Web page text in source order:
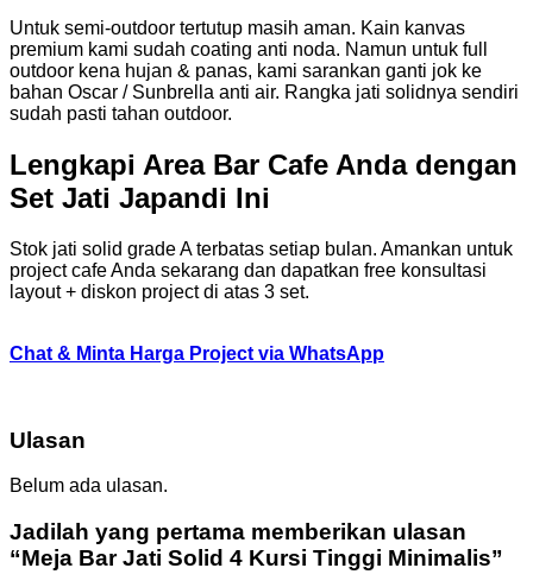
Untuk semi-outdoor tertutup masih aman. Kain kanvas
premium kami sudah coating anti noda. Namun untuk full
outdoor kena hujan & panas, kami sarankan ganti jok ke
bahan Oscar / Sunbrella anti air. Rangka jati solidnya sendiri
sudah pasti tahan outdoor.
Lengkapi Area Bar Cafe Anda dengan
Set Jati Japandi Ini
Stok jati solid grade A terbatas setiap bulan. Amankan untuk
project cafe Anda sekarang dan dapatkan free konsultasi
layout + diskon project di atas 3 set.
Chat & Minta Harga Project via WhatsApp
Ulasan
Belum ada ulasan.
Jadilah yang pertama memberikan ulasan
“Meja Bar Jati Solid 4 Kursi Tinggi Minimalis”